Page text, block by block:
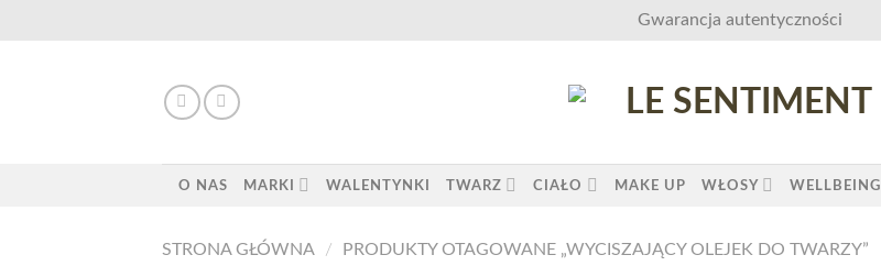
Gwarancja autentyczności
O NAS MARKI WALENTYNKI TWARZ CIAŁO MAKE UP WŁOSY WELLBEING
STRONA GŁÓWNA / PRODUKTY OTAGOWANE „WYCISZAJĄCY OLEJEK DO TWARZY”